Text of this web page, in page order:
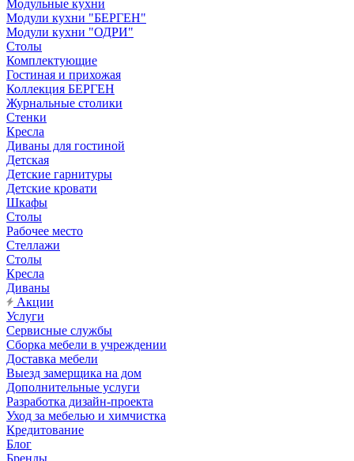
Модульные кухни
Модули кухни "БЕРГЕН"
Модули кухни "ОДРИ"
Столы
Комплектующие
Гостиная и прихожая
Коллекция БЕРГЕН
Журнальные столики
Стенки
Кресла
Диваны для гостиной
Детская
Детские гарнитуры
Детские кровати
Шкафы
Столы
Рабочее место
Стеллажи
Столы
Кресла
Диваны
Акции
Услуги
Сервисные службы
Сборка мебели в учреждении
Доставка мебели
Выезд замерщика на дом
Дополнительные услуги
Разработка дизайн-проекта
Уход за мебелью и химчистка
Кредитование
Блог
Бренды